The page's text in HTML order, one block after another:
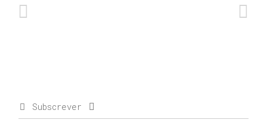
Subscrever